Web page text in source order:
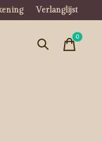
Verlanglijst
0items